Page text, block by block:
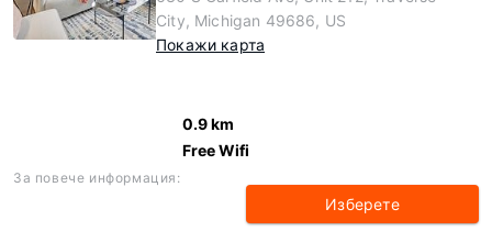
City, Michigan 49686, US
Покажи карта
0.9 km
Free Wifi
За повече информация:
Изберете